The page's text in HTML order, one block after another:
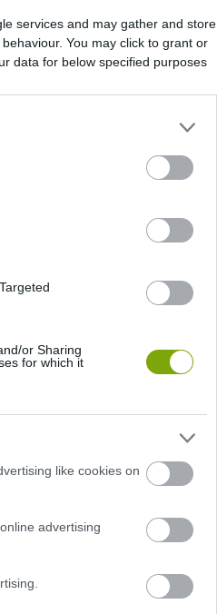
services and may gather and store
You may click to grant or
data for below specified purposes
or Sharing
for which it
like cookies on
advertising
így a
így
párásítja a